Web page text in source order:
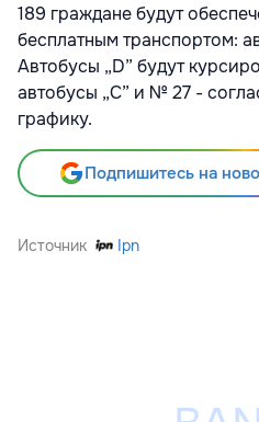
189 граждане будут
бесплатным транспортом:
Автобусы „D” будут
автобусы „C” и № 27 -
графику.
Подпишитесь на
Источник Ipn